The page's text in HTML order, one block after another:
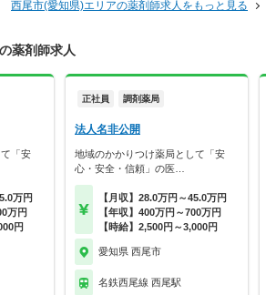
西尾市(愛知県)エリアの薬剤師求人をもっと見る
薬剤師求人
「安
万円
万円
円
正社員 調剤薬局
法人名非公開
地域のかかりつけ薬局として「安
心・安全・信頼」の医…
【月収】28.0万円～45.0万円
【年収】400万円～700万円
【時給】2,500円～3,000円
愛知県 西尾市
名鉄西尾線 西尾駅